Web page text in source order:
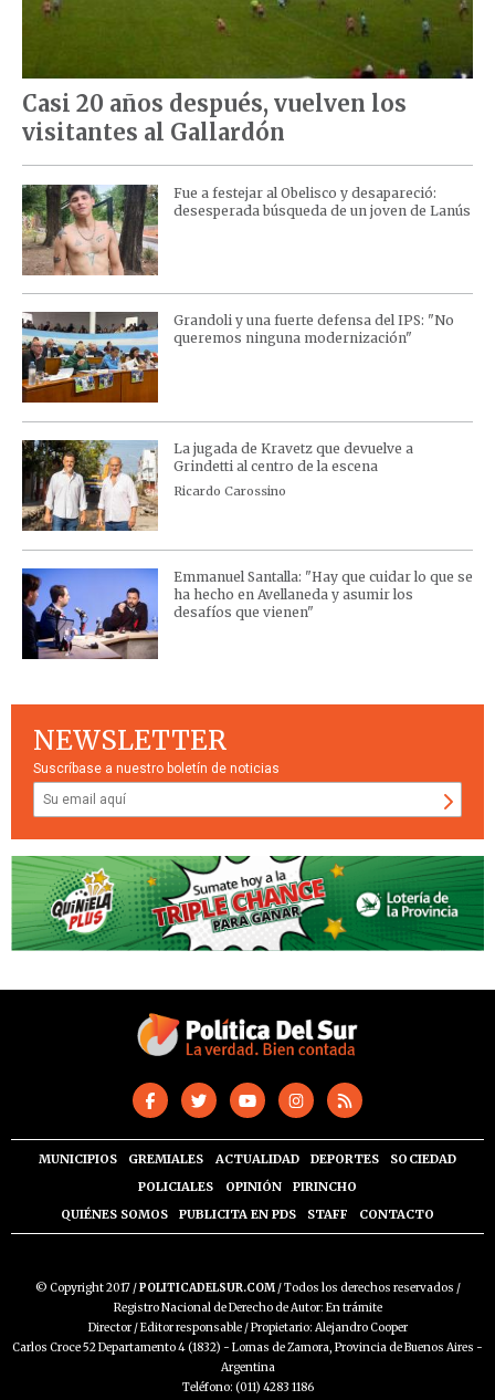
Casi 20 años después, vuelven los
visitantes al Gallardón
Fue a festejar al Obelisco y desapareció:
desesperada búsqueda de un joven de Lanús
Grandoli y una fuerte defensa del IPS: "No
queremos ninguna modernización"
La jugada de Kravetz que devuelve a
Grindetti al centro de la escena
Ricardo Carossino
Emmanuel Santalla: "Hay que cuidar lo que se
ha hecho en Avellaneda y asumir los
desafíos que vienen"
NEWSLETTER
Suscríbase a nuestro boletín de noticias
MUNICIPIOS GREMIALES ACTUALIDAD DEPORTES
SOCIEDAD
POLICIALES
OPINIÓN
PIRINCHO
QUIÉNES SOMOS
PUBLICITA EN PDS STAFF CONTACTO
© Copyright 2017 /POLITICADELSUR.COM/ Todos los derechos reservados /
Registro Nacional de Derecho de Autor: En trámite
Director / Editor responsable / Propietario: Alejandro Cooper
Carlos Croce 52 Departamento 4 (1832) - Lomas de Zamora, Provincia de Buenos Aires -
Argentina
Teléfono: (011) 4283 1186